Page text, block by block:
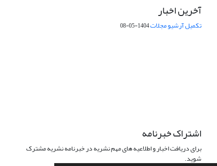
آخرین اخبار
تکمیل آرشیو مجلات1404-05-08
اشتراک خبرنامه
برای دریافت اخبار و اطلاعیه های مهم نشریه در خبرنامه نشریه مشترک
شوید.